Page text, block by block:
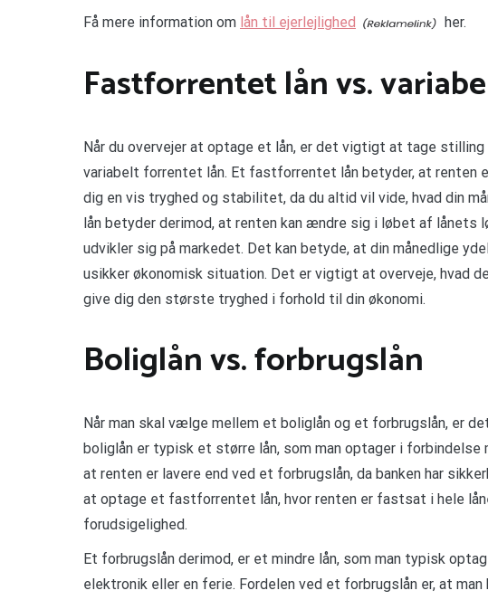
Få mere information om lån til ejerlejlighed her.
Fastforrentet lån vs.
Når du overvejer at optage et lån, er det vigtigt at tage
variabelt forrentet lån. Et fastforrentet lån betyder, at
dig en vis tryghed og stabilitet, da du altid vil vide, hvad din
lån betyder derimod, at renten kan ændre sig i løbet af lånets
udvikler sig på markedet. Det kan betyde, at din månedlige
usikker økonomisk situation. Det er vigtigt at overveje, hvad
give dig den største tryghed i forhold til din økonomi.
Boliglån vs. forbrugslån
Når man skal vælge mellem et boliglån og et forbrugslån, er
boliglån er typisk et større lån, som man optager i forbindelse
at renten er lavere end ved et forbrugslån, da banken har
at optage et fastforrentet lån, hvor renten er fastsat i hele
forudsigelighed.
Et forbrugslån derimod, er et mindre lån, som man typisk
elektronik eller en ferie. Fordelen ved et forbrugslån er, at